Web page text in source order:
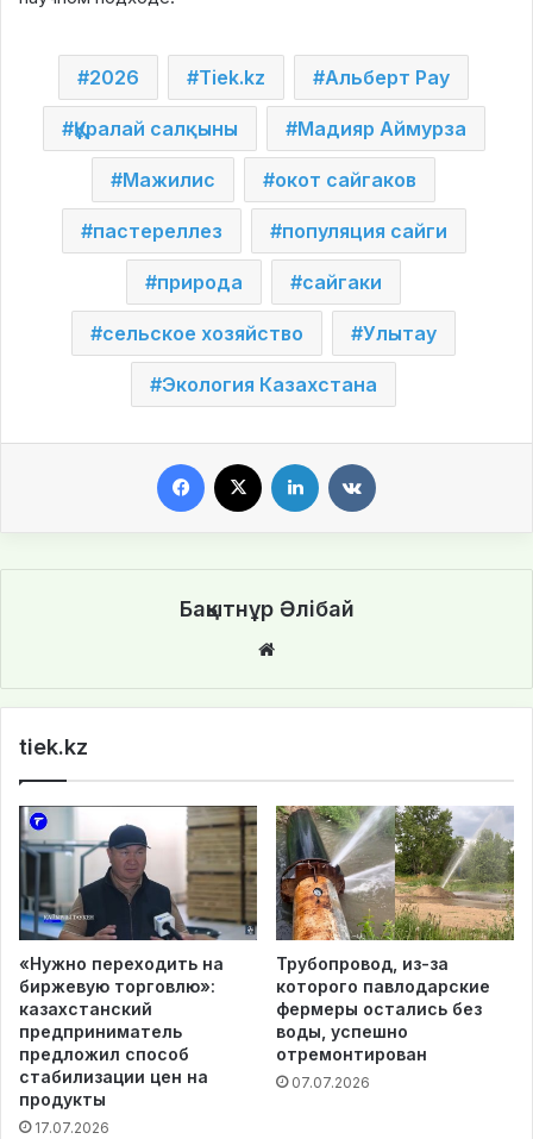
2026 Tiek.kz Альберт Рау
Құралай салқыны Мадияр Аймурза
Мажилис окот сайгаков
пастереллез популяция сайги
природа сайгаки
сельское хозяйство Улытау
Экология Казахстана
Бақытнұр Әлібай
te
tiek.kz
«Нужно переходить на
биржевую торговлю»:
казахстанский
предприниматель
предложил способ
стабилизации цен на
продукты
17.07.2026
Трубопровод, из-за
которого павлодарские
фермеры остались без
воды, успешно
отремонтирован
07.07.2026